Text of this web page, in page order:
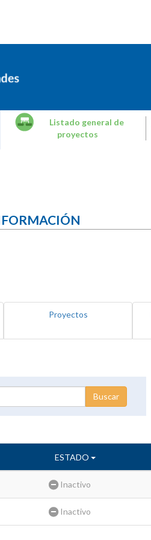
Listado general de
proyectos
Proyectos
ESTADO
Inactivo
Inactivo